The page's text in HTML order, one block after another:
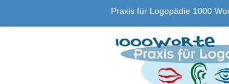
Praxis für Logopädie 1000
Praxis